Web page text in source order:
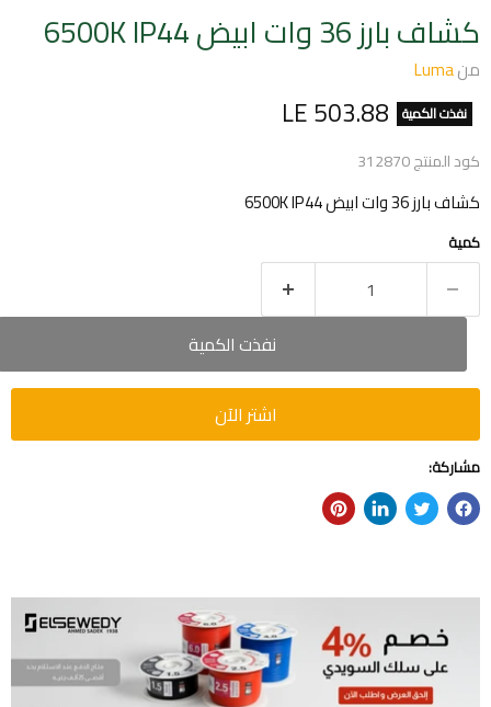
كشاف بارز 36 وات ابيض 6500K IP44
منLuma
نفذت الكمية السعر الحالي
LE 503.88
كود المنتج312870
كشاف بارز 36 وات ابيض 6500K IP44
كمية
نفذت الكمية
اشتر الآن
مشاركة: